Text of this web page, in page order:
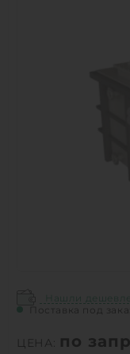
Нашли
Поставка под заказ
ЦЕНА: по